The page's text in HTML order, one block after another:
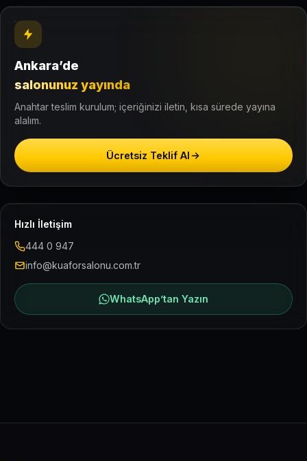
Ankara’de
salonunuz yayında
Anahtar teslim kurulum; içeriğinizi iletin, kısa sürede yayına
alalım.
Ücretsiz Teklif Al
Hızlı İletişim
444 0 947
info@kuaforsalonu.com.tr
WhatsApp’tan Yazın